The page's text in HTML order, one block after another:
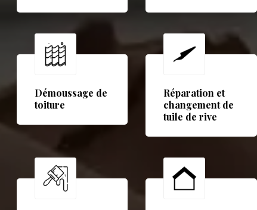
Démoussage de
toiture
Réparation et
changement de
tuile de rive